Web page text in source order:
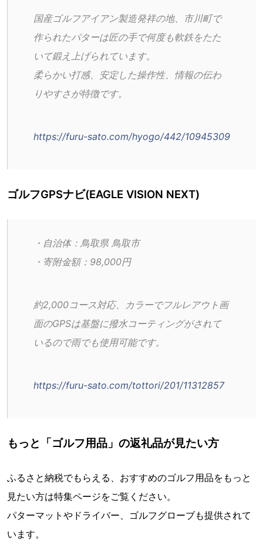
国産ゴルフアイアン製造発祥の地、市川町で
作られたパターは匠の手で何度も軟鉄をたた
いて鍛え上げられています。
柔らかい打感、安定した操作性、情報の伝わ
りやすさが特徴です。
https://furu-sato.com/hyogo/442/10945309
ゴルフGPSナビ(EAGLE VISION NEXT)
・自治体：鳥取県 鳥取市
・寄附金額：98,000円
約2,000コース対応、カラーでフルレアウト画
面のGPSは基盤に撥水コーティングがされて
いるので雨でも使用可能です。
https://furu-sato.com/tottori/201/11312857
もっと「ゴルフ用品」の返礼品が見たい方
ふるさと納税でもらえる、おすすめのゴルフ用品をもっと
見たい方は特集ページをご覧ください。
パターマットやドライバー、ゴルフグローブも提供されて
います。